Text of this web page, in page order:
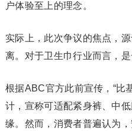
户体验至上的理念。
实际上，此次争议的焦点，
离。对于卫生巾行业而言，
根据ABC官方此前宣传，“比
计，宣称可适配紧身裤、中
缘。然而，消费者普遍认为